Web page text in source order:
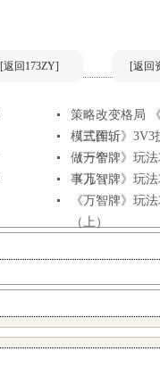
[返回173ZY] [返回
策略改变格局
模式作...
《三国斩》3V3
做一个...
《万智牌》玩
事儿（...
《万智牌》玩
《万智牌》玩
（上）